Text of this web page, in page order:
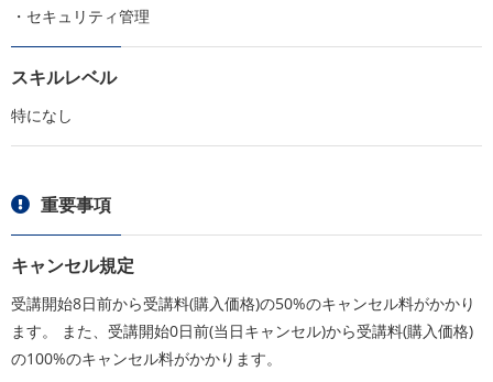
・セキュリティ管理
スキルレベル
特になし
重要事項
キャンセル規定
受講開始8日前から受講料(購入価格)の50%のキャンセル料がかかり
ます。 また、受講開始0日前(当日キャンセル)から受講料(購入価格)
の100%のキャンセル料がかかります。